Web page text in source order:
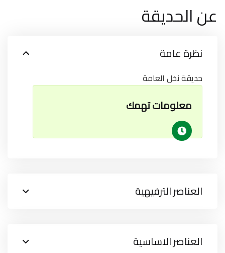
عن الحديقة
نظرة عامة
حديقة نخل العامة
معلومات تهمك
العناصر الترفيهية
العناصر الاساسية